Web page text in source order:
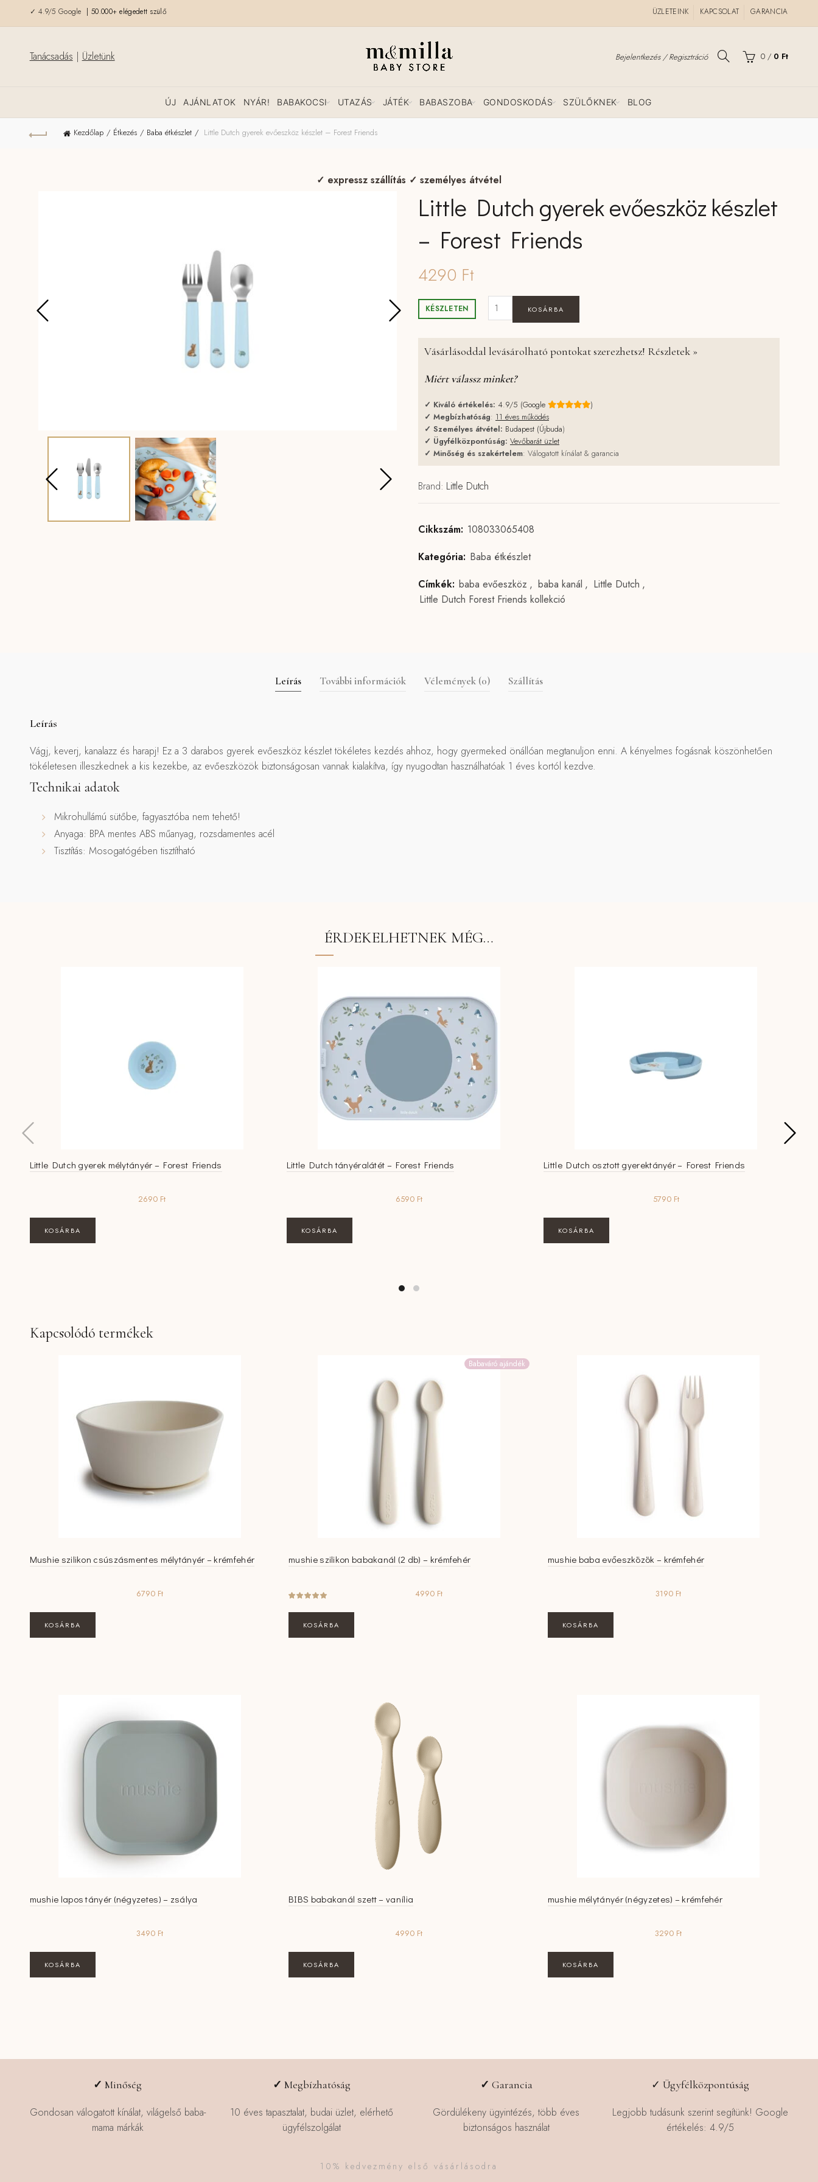
✓ 4.9/5 Google | 50.000+ elégedett szülő ÜZLETEINK KAPCSOLAT GARANCIA
Tanácsadás | Üzletünk Bejelentkezés / Regisztráció 0 / 0 Ft
ÚJ AJÁNLATOK NYÁR! BABAKOCSI UTAZÁS JÁTÉK BABASZOBA GONDOSKODÁS SZÜLŐKNEK BLOG
Kezdőlap Étkezés Baba étkészlet Little Dutch gyerek evőeszköz készlet – Forest Friends
✓ expressz szállítás ✓ személyes átvétel
Little Dutch gyerek evőeszköz készlet
– Forest Friends
4290 Ft
KÉSZLETEN KOSÁRBA
Vásárlásoddal levásárolható pontokat szerezhetsz! Részletek »
Miért válassz minket?
✓ Kiváló értékelés: 4.9/5 (Google
)
✓ Megbízhatóság: 11 éves működés
✓ Személyes átvétel: Budapest (Újbuda)
✓ Ügyfélközpontúság: Vevőbarát üzlet
✓ Minőség és szakértelem: Válogatott kínálat & garancia
Brand: Little Dutch
Cikkszám: 108033065408
Kategória: Baba étkészlet
Címkék: baba evőeszköz , baba kanál , Little Dutch ,
Little Dutch Forest Friends kollekció
Leírás További információk Vélemények (0) Szállítás
Leírás
Vágj, keverj, kanalazz és harapj! Ez a 3 darabos gyerek evőeszköz készlet tökéletes kezdés ahhoz, hogy gyermeked önállóan megtanuljon enni. A kényelmes fogásnak köszönhetően
tökéletesen illeszkednek a kis kezekbe, az evőeszközök biztonságosan vannak kialakítva, így nyugodtan használhatóak 1 éves kortól kezdve.
Technikai adatok
Mikrohullámú sütőbe, fagyasztóba nem tehető!
Anyaga: BPA mentes ABS műanyag, rozsdamentes acél
Tisztítás: Mosogatógében tisztítható
ÉRDEKELHETNEK MÉG…
Little Dutch gyerek mélytányér – Forest Friends
2690 Ft
KOSÁRBA
Little Dutch tányéralátét – Forest Friends
6590 Ft
KOSÁRBA
Little Dutch osztott gyerektányér – Forest Friends
5790 Ft
KOSÁRBA
Kapcsolódó termékek
Mushie szilikon csúszásmentes mélytányér – krémfehér
6790 Ft
KOSÁRBA
Babaváró ajándék
mushie szilikon babakanál (2 db) – krémfehér
4990 Ft
KOSÁRBA
mushie baba evőeszközök – krémfehér
3190 Ft
KOSÁRBA
mushie lapos tányér (négyzetes) – zsálya
3490 Ft
KOSÁRBA
BIBS babakanál szett – vanília
4990 Ft
KOSÁRBA
mushie mélytányér (négyzetes) – krémfehér
3290 Ft
KOSÁRBA
✓Minőség
Gondosan válogatott kínálat, világelső baba-
mama márkák
✓Megbízhatóság
10 éves tapasztalat, budai üzlet, elérhető
ügyfélszolgálat
✓ Garancia
Gördülékeny ügyintézés, több éves
biztonságos használat
✓ Ügyfélközpontúság
Legjobb tudásunk szerint segítünk! Google
értékelés: 4.9/5
10% kedvezmény első vásárlásodra